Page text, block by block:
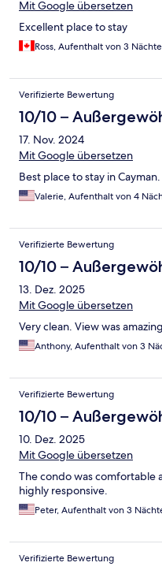
Mit Google übersetzen
Excellent place to stay
Ross, Aufenthalt von 3
Verifizierte Bewertung
10/10 –
17. Nov. 2024
Mit Google übersetzen
Best place to stay in Cayman.
Valerie, Aufenthalt von 4
Verifizierte Bewertung
10/10 –
13. Dez. 2025
Mit Google übersetzen
Very clean. View was
Anthony, Aufenthalt von 3
Verifizierte Bewertung
10/10 –
10. Dez. 2025
Mit Google übersetzen
The condo was comfortable
highly responsive.
Peter, Aufenthalt von 3
Verifizierte Bewertung